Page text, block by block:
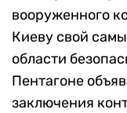
вооруженного
Киеву свой
области
Пентагоне
заключения